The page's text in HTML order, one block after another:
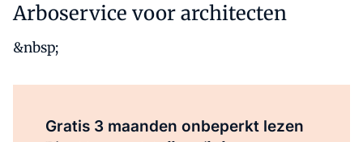
Arboservice voor architecten
&nbsp;
Gratis 3 maanden onbeperkt lezen